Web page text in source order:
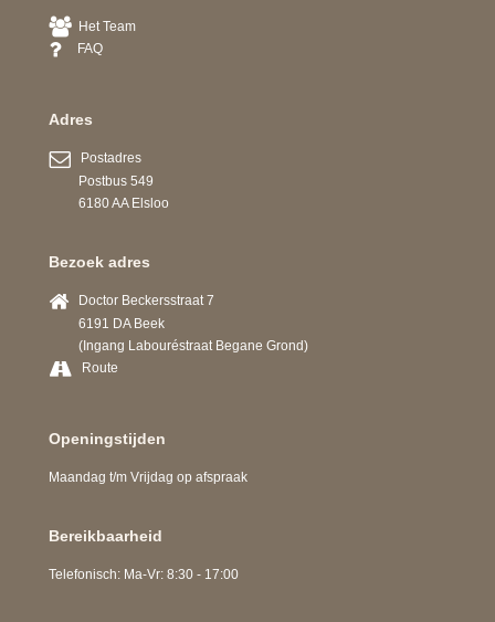
Het Team
FAQ
Adres
Postadres
Postbus 549
6180 AA Elsloo
Bezoek adres
Doctor Beckersstraat 7
6191 DA Beek
(Ingang Labouréstraat Begane Grond)
Route
Openingstijden
Maandag t/m Vrijdag op afspraak
Bereikbaarheid
Telefonisch: Ma-Vr: 8:30 - 17:00